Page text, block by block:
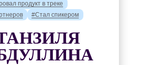
продукт в треке
#Стал спикером